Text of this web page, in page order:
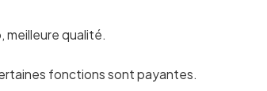
meilleure qualité.
fonctions sont payantes.